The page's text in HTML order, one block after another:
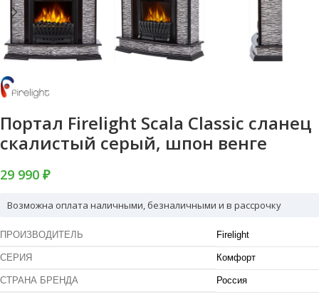
Портал Firelight Scala Classic сланец
скалистый серый, шпон венге
29 990 ₽
Возможна оплата наличными, безналичными и в рассрочку
ПРОИЗВОДИТЕЛЬ Firelight
СЕРИЯ Комфорт
СТРАНА БРЕНДА Россия